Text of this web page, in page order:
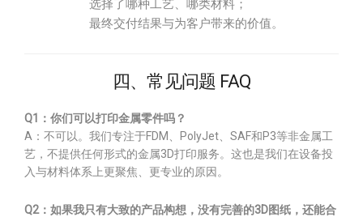
选择了哪种工艺、哪类材料；
最终交付结果与为客户带来的价值。
四、常见问题 FAQ
Q1：你们可以打印金属零件吗？
A：不可以。我们专注于FDM、PolyJet、SAF和P3等非金属工
艺，不提供任何形式的金属3D打印服务。这也是我们在设备投
入与材料体系上更聚焦、更专业的原因。
Q2：如果我只有大致的产品构想，没有完善的3D图纸，还能合